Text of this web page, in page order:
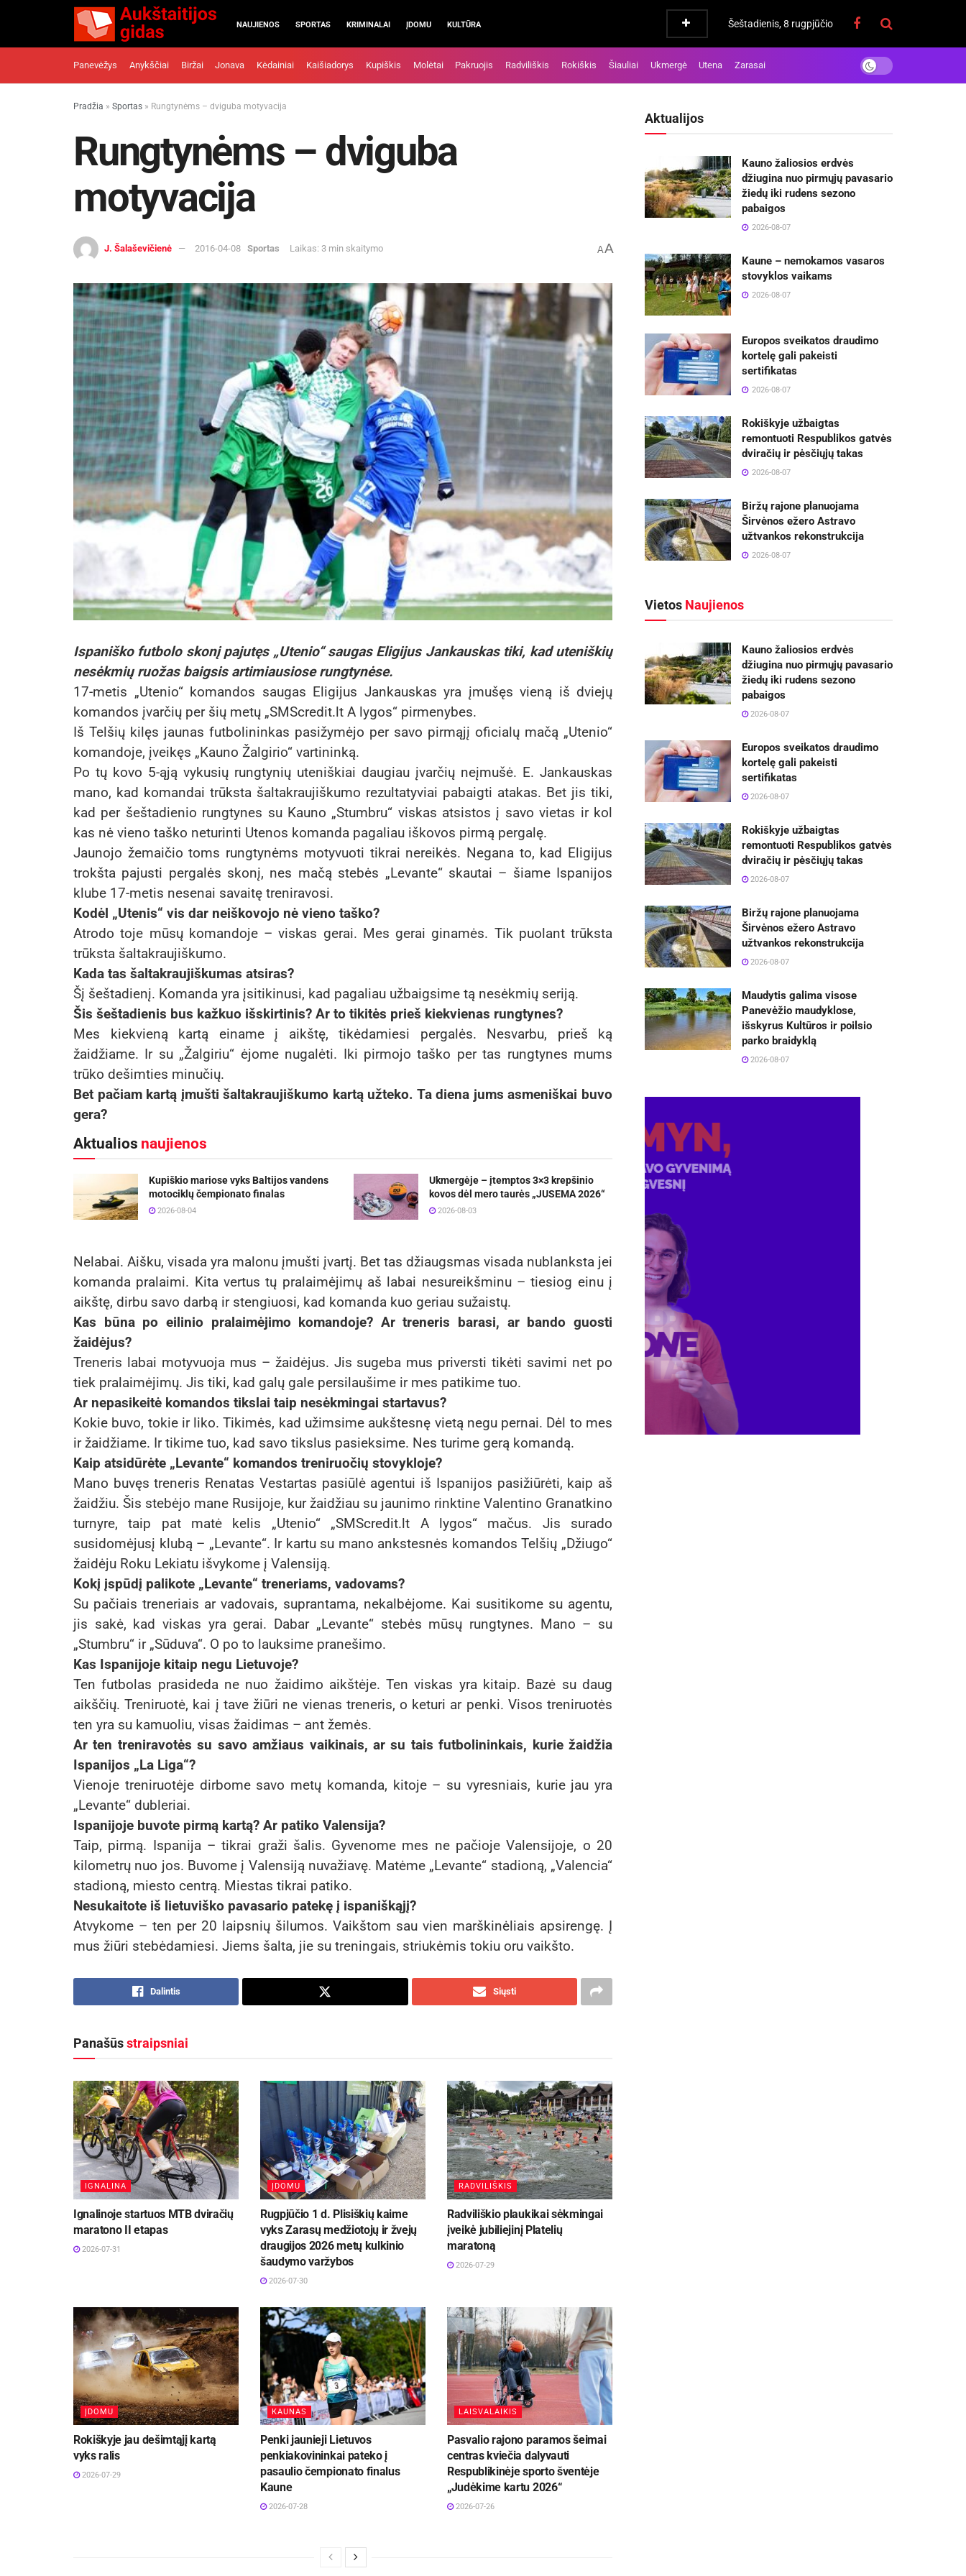
NAUJIENOS SPORTAS KRIMINALAI ĮDOMU KULTŪRA Šeštadienis, 8 rugpjūčio
Panevėžys Anykščiai Biržai Jonava Kėdainiai Kaišiadorys Kupiškis Molėtai Pakruojis Radviliškis Rokiškis Šiauliai Ukmergė Utena Zarasai
Pradžia » Sportas » Rungtynėms – dviguba motyvacija
Rungtynėms – dviguba
motyvacija
J. Šalaševičienė 2016-04-08 Sportas Laikas: 3 min skaitymo AA
Ispaniško futbolo skonį pajutęs „Utenio“ saugas Eligijus Jankauskas tiki, kad uteniškių
nesėkmių ruožas baigsis artimiausiose rungtynėse.
17-metis „Utenio“ komandos saugas Eligijus Jankauskas yra įmušęs vieną iš dviejų
komandos įvarčių per šių metų „SMScredit.lt A lygos“ pirmenybes.
Iš Telšių kilęs jaunas futbolininkas pasižymėjo per savo pirmąjį oficialų mačą „Utenio“
komandoje, įveikęs „Kauno Žalgirio“ vartininką.
Po tų kovo 5-ąją vykusių rungtynių uteniškiai daugiau įvarčių neįmušė. E. Jankauskas
mano, kad komandai trūksta šaltakraujiškumo rezultatyviai pabaigti atakas. Bet jis tiki,
kad per šeštadienio rungtynes su Kauno „Stumbru“ viskas atsistos į savo vietas ir kol
kas nė vieno taško neturinti Utenos komanda pagaliau iškovos pirmą pergalę.
Jaunojo žemaičio toms rungtynėms motyvuoti tikrai nereikės. Negana to, kad Eligijus
trokšta pajusti pergalės skonį, nes mačą stebės „Levante“ skautai – šiame Ispanijos
klube 17-metis nesenai savaitę treniravosi.
Kodėl „Utenis“ vis dar neiškovojo nė vieno taško?
Atrodo toje mūsų komandoje – viskas gerai. Mes gerai ginamės. Tik puolant trūksta
trūksta šaltakraujiškumo.
Kada tas šaltakraujiškumas atsiras?
Šį šeštadienį. Komanda yra įsitikinusi, kad pagaliau užbaigsime tą nesėkmių seriją.
Šis šeštadienis bus kažkuo išskirtinis? Ar to tikitės prieš kiekvienas rungtynes?
Mes kiekvieną kartą einame į aikštę, tikėdamiesi pergalės. Nesvarbu, prieš ką
žaidžiame. Ir su „Žalgiriu“ ėjome nugalėti. Iki pirmojo taško per tas rungtynes mums
trūko dešimties minučių.
Bet pačiam kartą įmušti šaltakraujiškumo kartą užteko. Ta diena jums asmeniškai buvo
gera?
Aktualios naujienos
Kupiškio mariose vyks Baltijos vandens
motociklų čempionato finalas
2026-08-04
Ukmergėje – įtemptos 3×3 krepšinio
kovos dėl mero taurės „JUSEMA 2026“
2026-08-03
Nelabai. Aišku, visada yra malonu įmušti įvartį. Bet tas džiaugsmas visada nublanksta jei
komanda pralaimi. Kita vertus tų pralaimėjimų aš labai nesureikšminu – tiesiog einu į
aikštę, dirbu savo darbą ir stengiuosi, kad komanda kuo geriau sužaistų.
Kas būna po eilinio pralaimėjimo komandoje? Ar treneris barasi, ar bando guosti
žaidėjus?
Treneris labai motyvuoja mus – žaidėjus. Jis sugeba mus priversti tikėti savimi net po
tiek pralaimėjimų. Jis tiki, kad galų gale persilaušime ir mes patikime tuo.
Ar nepasikeitė komandos tikslai taip nesėkmingai startavus?
Kokie buvo, tokie ir liko. Tikimės, kad užimsime aukštesnę vietą negu pernai. Dėl to mes
ir žaidžiame. Ir tikime tuo, kad savo tikslus pasieksime. Nes turime gerą komandą.
Kaip atsidūrėte „Levante“ komandos treniruočių stovykloje?
Mano buvęs treneris Renatas Vestartas pasiūlė agentui iš Ispanijos pasižiūrėti, kaip aš
žaidžiu. Šis stebėjo mane Rusijoje, kur žaidžiau su jaunimo rinktine Valentino Granatkino
turnyre, taip pat matė kelis „Utenio“ „SMScredit.lt A lygos“ mačus. Jis surado
susidomėjusį klubą – „Levante“. Ir kartu su mano ankstesnės komandos Telšių „Džiugo“
žaidėju Roku Lekiatu išvykome į Valensiją.
Kokį įspūdį palikote „Levante“ treneriams, vadovams?
Su pačiais treneriais ar vadovais, suprantama, nekalbėjome. Kai susitikome su agentu,
jis sakė, kad viskas yra gerai. Dabar „Levante“ stebės mūsų rungtynes. Mano – su
„Stumbru“ ir „Sūduva“. O po to lauksime pranešimo.
Kas Ispanijoje kitaip negu Lietuvoje?
Ten futbolas prasideda ne nuo žaidimo aikštėje. Ten viskas yra kitaip. Bazė su daug
aikščių. Treniruotė, kai į tave žiūri ne vienas treneris, o keturi ar penki. Visos treniruotės
ten yra su kamuoliu, visas žaidimas – ant žemės.
Ar ten treniravotės su savo amžiaus vaikinais, ar su tais futbolininkais, kurie žaidžia
Ispanijos „La Liga“?
Vienoje treniruotėje dirbome savo metų komanda, kitoje – su vyresniais, kurie jau yra
„Levante“ dubleriai.
Ispanijoje buvote pirmą kartą? Ar patiko Valensija?
Taip, pirmą. Ispanija – tikrai graži šalis. Gyvenome mes ne pačioje Valensijoje, o 20
kilometrų nuo jos. Buvome į Valensiją nuvažiavę. Matėme „Levante“ stadioną, „Valencia“
stadioną, miesto centrą. Miestas tikrai patiko.
Nesukaitote iš lietuviško pavasario patekę į ispaniškąjį?
Atvykome – ten per 20 laipsnių šilumos. Vaikštom sau vien marškinėliais apsirengę. Į
mus žiūri stebėdamiesi. Jiems šalta, jie su treningais, striukėmis tokiu oru vaikšto.
Dalintis Siųsti
Panašūsstraipsniai
IGNALINA
Ignalinoje startuos MTB dviračių
maratono II etapas
2026-07-31
ĮDOMU
Rugpjūčio 1 d. Plisiškių kaime
vyks Zarasų medžiotojų ir žvejų
draugijos 2026 metų kulkinio
šaudymo varžybos
2026-07-30
RADVILIŠKIS
Radviliškio plaukikai sėkmingai
įveikė jubiliejinį Platelių
maratoną
2026-07-29
ĮDOMU
Rokiškyje jau dešimtąjį kartą
vyks ralis
2026-07-29
KAUNAS
Penki jaunieji Lietuvos
penkiakovininkai pateko į
pasaulio čempionato finalus
Kaune
2026-07-28
LAISVALAIKIS
Pasvalio rajono paramos šeimai
centras kviečia dalyvauti
Respublikinėje sporto šventėje
„Judėkime kartu 2026“
2026-07-26
Aktualijos
Kauno žaliosios erdvės
džiugina nuo pirmųjų pavasario
žiedų iki rudens sezono
pabaigos
2026-08-07
Kaune – nemokamos vasaros
stovyklos vaikams
2026-08-07
Europos sveikatos draudimo
kortelę gali pakeisti
sertifikatas
2026-08-07
Rokiškyje užbaigtas
remontuoti Respublikos gatvės
dviračių ir pėsčiųjų takas
2026-08-07
Biržų rajone planuojama
Širvėnos ežero Astravo
užtvankos rekonstrukcija
2026-08-07
Vietos Naujienos
Kauno žaliosios erdvės
džiugina nuo pirmųjų pavasario
žiedų iki rudens sezono
pabaigos
2026-08-07
Europos sveikatos draudimo
kortelę gali pakeisti
sertifikatas
2026-08-07
Rokiškyje užbaigtas
remontuoti Respublikos gatvės
dviračių ir pėsčiųjų takas
2026-08-07
Biržų rajone planuojama
Širvėnos ežero Astravo
užtvankos rekonstrukcija
2026-08-07
Maudytis galima visose
Panevėžio maudyklose,
išskyrus Kultūros ir poilsio
parko braidyklą
2026-08-07